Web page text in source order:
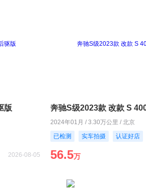
版
2026-08-05
奔驰S级2023款 改款 S
2024年01月 / 3.30万公里 / 北京
已检测
实车拍摄 认证好店
56.5万